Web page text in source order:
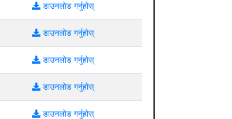
डाउनलोड गर्नुहोस्
डाउनलोड गर्नुहोस्
डाउनलोड गर्नुहोस्
डाउनलोड गर्नुहोस्
डाउनलोड गर्नुहोस्